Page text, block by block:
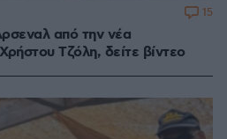
από την νέα
Τζόλη, δείτε βίντεο
15